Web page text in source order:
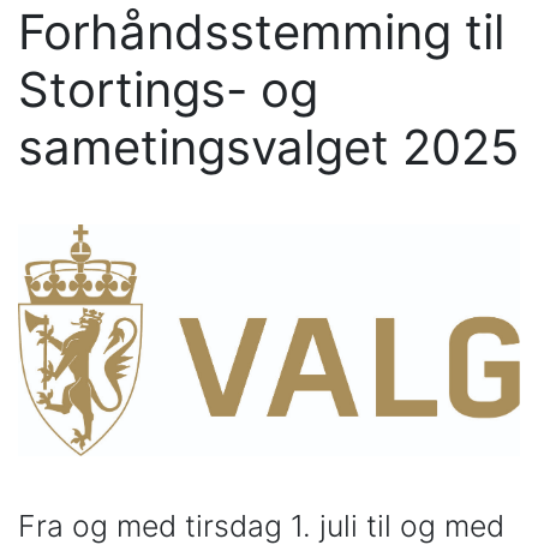
Forhåndsstemming til
Stortings- og
sametingsvalget 2025
Fra og med tirsdag 1. juli til og med